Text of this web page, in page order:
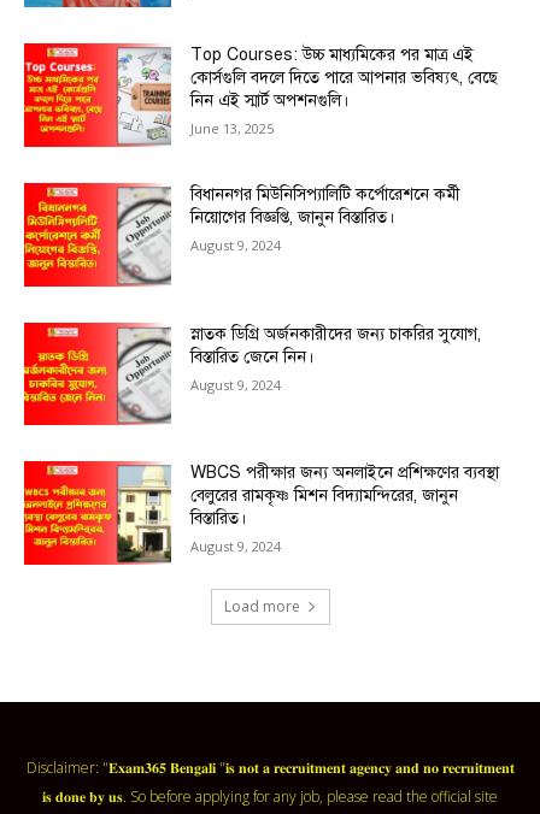
Top Courses: উচ্চ মাধ্যমিকের পর মাত্র এই
কোর্সগুলি বদলে দিতে পারে আপনার ভবিষ্যৎ, বেছে
নিন এই স্মার্ট অপশনগুলি।
June 13, 2025
বিধাননগর মিউনিসিপ্যালিটি কর্পোরেশনে কর্মী
নিয়োগের বিজ্ঞপ্তি, জানুন বিস্তারিত।
August 9, 2024
স্নাতক ডিগ্রি অর্জনকারীদের জন্য চাকরির সুযোগ,
বিস্তারিত জেনে নিন।
August 9, 2024
WBCS পরীক্ষার জন্য অনলাইনে প্রশিক্ষণের ব্যবস্থা
বেলুরের রামকৃষ্ণ মিশন বিদ্যামন্দিরের, জানুন
বিস্তারিত।
August 9, 2024
Load more
Disclaimer: "𝐄𝐱𝐚𝐦𝟑𝟔𝟓 𝐁𝐞𝐧𝐠𝐚𝐥𝐢 "𝐢𝐬 𝐧𝐨𝐭 𝐚 𝐫𝐞𝐜𝐫𝐮𝐢𝐭𝐦𝐞𝐧𝐭 𝐚𝐠𝐞𝐧𝐜𝐲 𝐚𝐧𝐝 𝐧𝐨 𝐫𝐞𝐜𝐫𝐮𝐢𝐭𝐦𝐞𝐧𝐭
𝐢𝐬 𝐝𝐨𝐧𝐞 𝐛𝐲 𝐮𝐬. So before applying for any job, please read the official site